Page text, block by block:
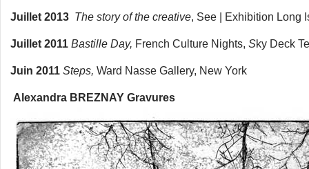
Juillet 2013 The story of the creative, See | Exhibition Long
Juillet 2011 Bastille Day, French Culture Nights, Sky Deck
Juin 2011 Steps, Ward Nasse Gallery, New York
Alexandra BREZNAY Gravures